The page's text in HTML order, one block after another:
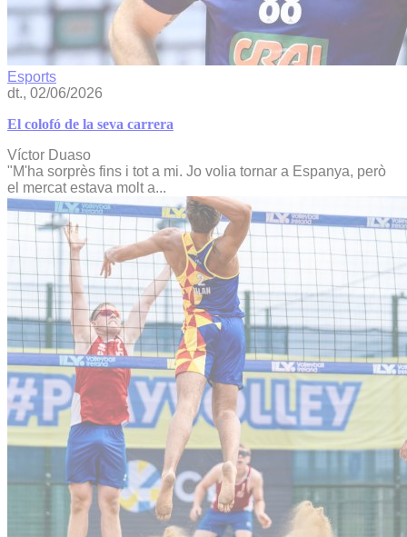
Esports
dt., 02/06/2026
El colofó de la seva carrera
Víctor Duaso
"M'ha sorprès fins i tot a mi. Jo volia tornar a Espanya, però
el mercat estava molt a...